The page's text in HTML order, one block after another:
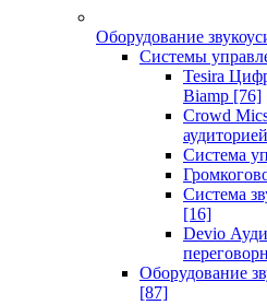
Оборудование
Системы
Tesira
Biamp [76]
Crowd
Система
Система
[16]
Devio
Оборудование
[87]